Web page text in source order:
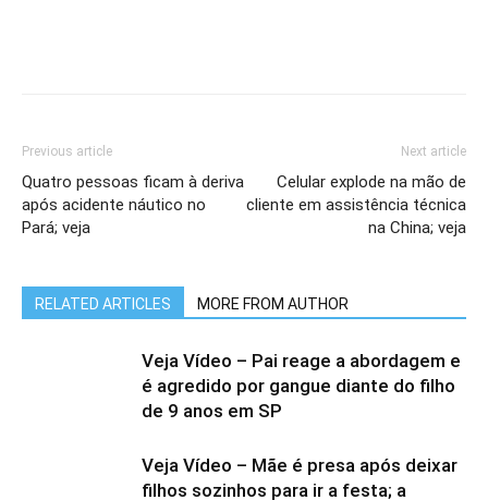
Previous article
Quatro pessoas ficam à deriva
após acidente náutico no
Pará; veja
Next article
Celular explode na mão de
cliente em assistência técnica
na China; veja
RELATED ARTICLES MORE FROM AUTHOR
Veja Vídeo – Pai reage a abordagem e
é agredido por gangue diante do filho
de 9 anos em SP
Veja Vídeo – Mãe é presa após deixar
filhos sozinhos para ir a festa; a